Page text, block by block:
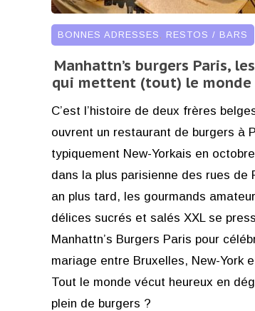
BONNES ADRESSES , RESTOS / BARS
Manhattn’s burgers Paris,
qui mettent (tout) le monde
C’est l’histoire de deux frères
ouvrent un restaurant de burgers à
typiquement New-Yorkais en
dans la plus parisienne des rues de
an plus tard, les gourmands
délices sucrés et salés XXL se
Manhattn’s Burgers Paris pour
mariage entre Bruxelles, New-York
Tout le monde vécut heureux en
plein de burgers ?